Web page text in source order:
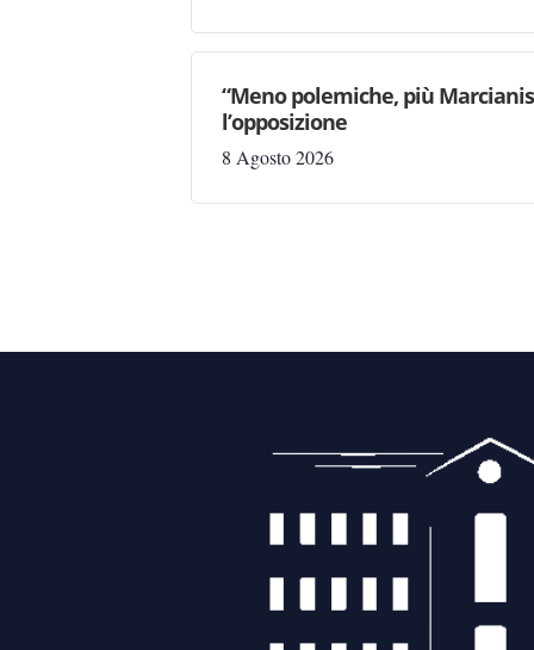
“Meno polemiche, più
l’opposizione
8 Agosto 2026